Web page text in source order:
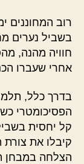
רוב המחוננים
בשביל נערים
חוויה מהנה,
אחרי שעברו
בדרך כלל,
הפסיכומטרי
קל יחסית
קיבלו את
הצלחה במבחן